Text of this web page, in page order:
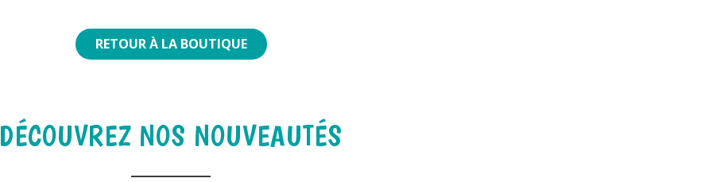
RETOUR À LA BOUTIQUE
DÉCOUVREZ NOS NOUVEAUTÉS